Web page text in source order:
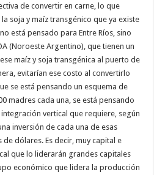
de convertir en carne, lo que
soja y maíz transgénico que ya existe
está pensado para Entre Ríos, sino
(Noroeste Argentino), que tienen un
maíz y soja transgénica al puerto de
evitarían ese costo al convertirlo
se está pensando un esquema de
madres cada una, se está pensando
vertical que requiere, según
inversión de cada una de esas
dólares. Es decir, muy capital e
que lo liderarán grandes capitales
económico que lidera la producción